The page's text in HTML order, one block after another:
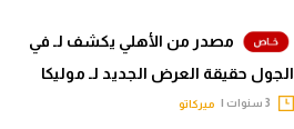
مصدر من الأهلي يكشف لـ في
الجول حقيقة العرض الجديد لـ موليكا
ميركاتو